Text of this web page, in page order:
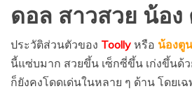
ดอล สาวสวย น้อง
ประวัติส่วนตัวของ Toolly หรือ น้องตู
นี้แซ่บมาก สวยขึ้น เซ็กซี่ขึ้น เก่งขึ้นด้ว
ก็ยังคงโดดเด่นในหลาย ๆ ด้าน โดยเ